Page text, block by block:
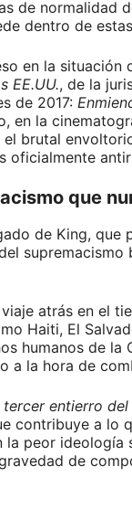
de normalidad
dentro de
en la situación
EE.UU., de la
de 2017:
en la
el brutal
oficialmente
que
de King, que
atrás en el
Haiti, El
humanos de la
a la hora de
tercer entierro
contribuye a lo
peor ideología
de